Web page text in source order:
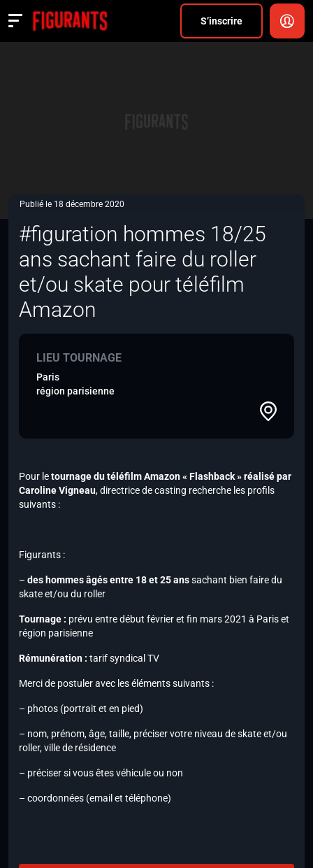
S’inscrire
Actualités
Publié le 18 décembre 2020
#figuration hommes 18/25
ans sachant faire du roller
et/ou skate pour téléfilm
Amazon
LIEU TOURNAGE
Paris
région parisienne
Pour letournage du téléfilm Amazon « Flashback » réalisé par
Caroline Vigneau, directrice de casting recherche les profils
suivants :
Figurants :
– des hommes âgés entre 18 et 25 anssachant bien faire du
skate et/ou du roller
Tournage : prévu entre début février et fin mars 2021 à Paris et
région parisienne
Rémunération : tarif syndical TV
Merci de postuler avec les éléments suivants :
– photos (portrait et en pied)
– nom, prénom, âge, taille, préciser votre niveau de skate et/ou
roller, ville de résidence
– préciser si vous êtes véhicule ou non
– coordonnées (email et téléphone)